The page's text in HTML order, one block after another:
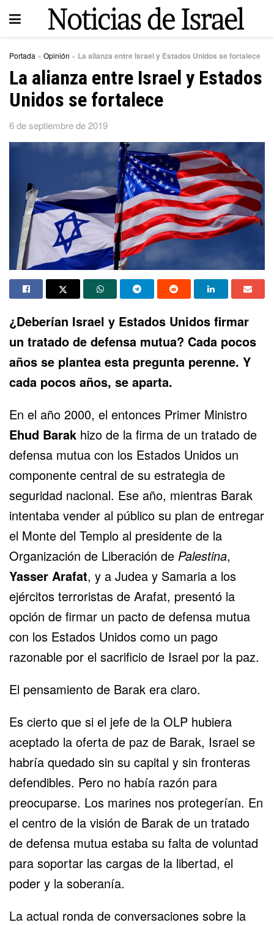
Portada » Opinión » La alianza entre Israel y Estados Unidos se fortalece
La alianza entre Israel y Estados
Unidos se fortalece
6 de septiembre de 2019
¿Deberían Israel y Estados Unidos firmar
un tratado de defensa mutua? Cada pocos
años se plantea esta pregunta perenne. Y
cada pocos años, se aparta.
En el año 2000, el entonces Primer Ministro
Ehud Barak hizo de la firma de un tratado de
defensa mutua con los Estados Unidos un
componente central de su estrategia de
seguridad nacional. Ese año, mientras Barak
intentaba vender al público su plan de entregar
el Monte del Templo al presidente de la
Organización de Liberación de Palestina,
Yasser Arafat, y a Judea y Samaria a los
ejércitos terroristas de Arafat, presentó la
opción de firmar un pacto de defensa mutua
con los Estados Unidos como un pago
razonable por el sacrificio de Israel por la paz.
El pensamiento de Barak era claro.
Es cierto que si el jefe de la OLP hubiera
aceptado la oferta de paz de Barak, Israel se
habría quedado sin su capital y sin fronteras
defendibles. Pero no había razón para
preocuparse. Los marines nos protegerían. En
el centro de la visión de Barak de un tratado
de defensa mutua estaba su falta de voluntad
para soportar las cargas de la libertad, el
poder y la soberanía.
La actual ronda de conversaciones sobre la